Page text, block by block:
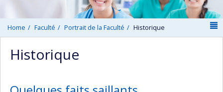
Home Faculté Portrait de la Faculté Historique
Historique